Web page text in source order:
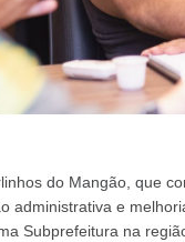
do Mangão, que
administrativa e
Subprefeitura na